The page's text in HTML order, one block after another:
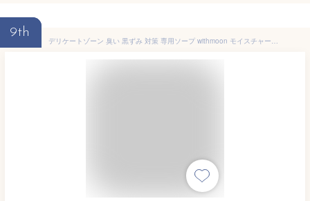
9th
デリケートゾーン 臭い 黒ずみ 対策 専用ソープ withmoon モイスチャーフェミニンウォッシュ お試しサイズ 20ml 【メール便送料無料】 送料無料 黒ずみニオイ 匂い デリケートゾーンソープ 石鹸